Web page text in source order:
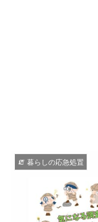
🧯 暮らしの応急処置